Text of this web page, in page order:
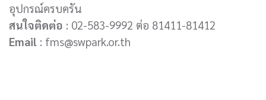
อุปกรณ์ครบครัน
สนใจติดต่อ : 02-583-9992 ต่อ 81411-81412
Email : fms@swpark.or.th